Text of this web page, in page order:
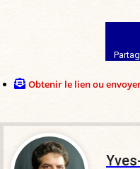
Obtenir le lien ou